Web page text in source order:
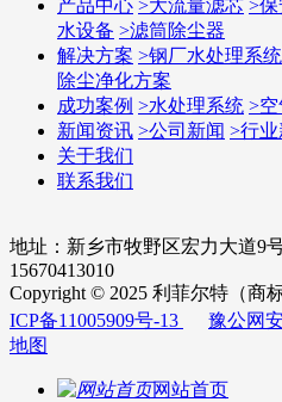
产品中心 >大流量滤芯 >保
水设备 >滤筒除尘器
解决方案 >钢厂水处理系统
除尘净化方案
成功案例 >水处理系统 >
新闻资讯 >公司新闻 >行业
关于我们
联系我们
地址：新乡市牧野区宏力大道
15670413010
Copyright © 2025 利菲尔特（商
ICP备11005909号-13
豫公网
地图
网站首页